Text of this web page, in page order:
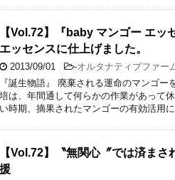
【Vol.72】『baby マンゴー エ
エッセンスに仕上げました。
2013/09/01 -オルタナティブファー
『誕生物語』 廃棄される運命のマンゴ
培は、年間通して何らかの作業があって
い時期、摘果されたマンゴーの有効活用
【Vol.72】〝無関心〞では済ま
援